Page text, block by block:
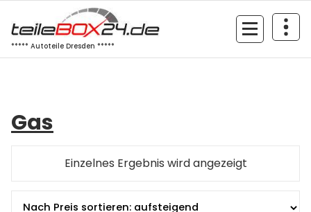
Inhalt
springen
***** Autoteile Dresden *****
Gas
Einzelnes Ergebnis wird angezeigt